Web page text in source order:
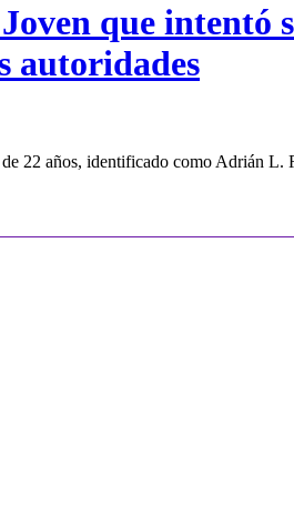
que intentó
autoridades
22 años, identificado como Adrián L.